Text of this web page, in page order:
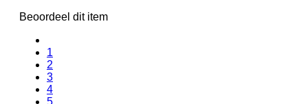
Beoordeel dit item
1
2
3
4
5